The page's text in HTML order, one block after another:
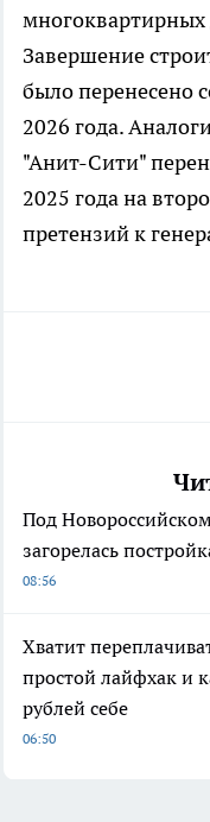
многоквартирных
Завершение
было перенесено
2026 года.
"Анит-Сити"
2025 года на
претензий к
Под
загорелась
08:56
Хватит
простой лайфхак и
рублей себе
06:50